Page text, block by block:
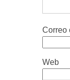
Correo
Web